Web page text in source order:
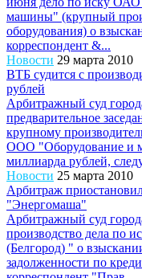
машины" (крупный
оборудования) о
корреспондент &...
Новости 29 марта 2010
ВТБ судится с
рублей
Арбитражный суд
предварительное
крупному
ООО "Оборудование и
миллиарда рублей,
Новости 25 марта 2010
Арбитраж
"Энергомаша"
Арбитражный суд
производство дела по
(Белгород) " о
задолженности по